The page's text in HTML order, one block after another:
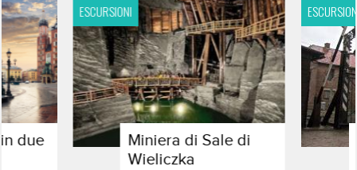
due
ESCURSIONI
Miniera di Sale di
Wieliczka